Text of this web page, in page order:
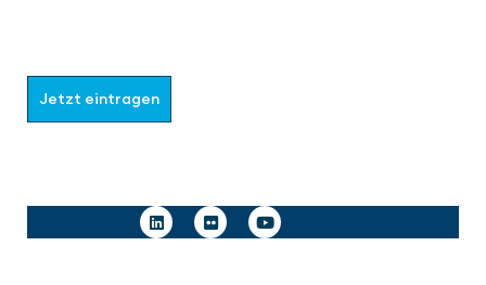
Jetzt eintragen